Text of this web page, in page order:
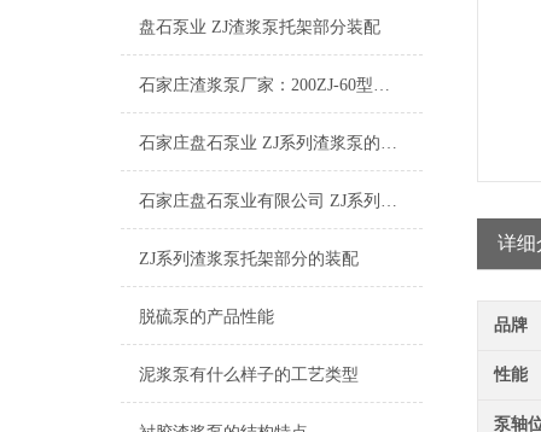
盘石泵业 ZJ渣浆泵托架部分装配
石家庄渣浆泵厂家：200ZJ-60型渣浆泵
石家庄盘石泵业 ZJ系列渣浆泵的特点及其应用
石家庄盘石泵业有限公司 ZJ系列渣浆泵工作原理
ZJ系列渣浆泵托架部分的装配
脱硫泵的产品性能
泥浆泵有什么样子的工艺类型
详细
品牌
性能
泵轴